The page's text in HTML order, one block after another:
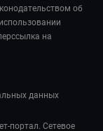
об
на
данных
портал. Сетевое